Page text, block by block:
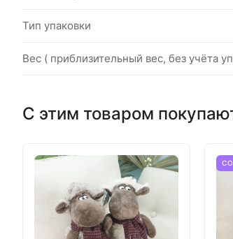
Тип упаковки
Вес ( приблизительный вес, без учёта
С этим товаром